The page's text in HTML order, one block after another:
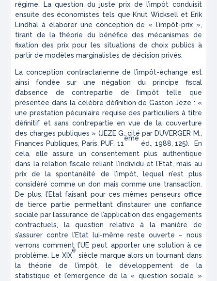
régime. La question du juste prix de l’impôt conduisit
ensuite des économistes tels que Knut Wicksell et Erik
Lindhal à élaborer une conception de « l’impôt-prix »,
tirant de la théorie du bénéfice des mécanismes de
fixation des prix pour les situations de choix publics à
partir de modèles marginalistes de décision privés.
La conception contractarienne de l’impôt-échange est
ainsi fondée sur une négation du principe fiscal
d’absence de contrepartie de l’impôt telle que
présentée dans la célèbre définition de Gaston Jèze : «
une prestation pécuniaire requise des particuliers à titre
définitif et sans contrepartie en vue de la couverture
des charges publiques » (JEZE G. cité par DUVERGER M.,
Finances Publiques, Paris, PUF, 11
ème
éd., 1988, 125). En
cela, elle assure un consentement plus authentique
dans la relation fiscale reliant l’individu et l’Etat, mais au
prix de la spontanéité de l’impôt, lequel n’est plus
considéré comme un don mais comme une transaction.
De plus, l’Etat faisant pour ces mêmes penseurs office
de tierce partie permettant d’instaurer une confiance
sociale par l’assurance de l’application des engagements
contractuels, la question relative à la manière de
s’assurer contre l’Etat lui-même reste ouverte – nous
verrons comment l’UE peut apporter une solution à ce
problème. Le XIX
e
siècle marque alors un tournant dans
la théorie de l’impôt, le développement de la
statistique et l’émergence de la « question sociale »